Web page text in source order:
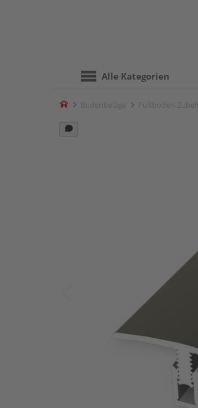
Alle Kategorien
Home